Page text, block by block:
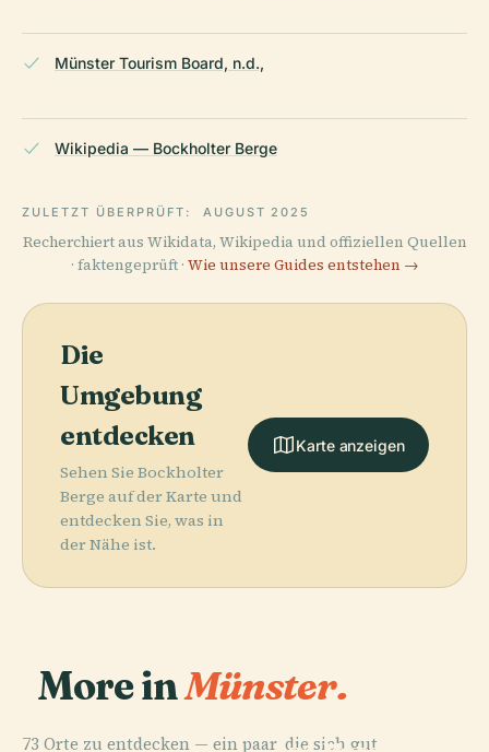
Münster Tourism Board, n.d.,
Wikipedia — Bockholter Berge
ZULETZT ÜBERPRÜFT: AUGUST 2025
Recherchiert aus Wikidata, Wikipedia und offiziellen Quellen
· faktengeprüft · Wie unsere Guides entstehen →
Die
Umgebung
entdecken
Sehen Sie Bockholter
Berge auf der Karte und
entdecken Sie, was in
der Nähe ist.
Karte anzeigen
More inMünster.
73 Orte zu entdecken — ein paar, die sich gut